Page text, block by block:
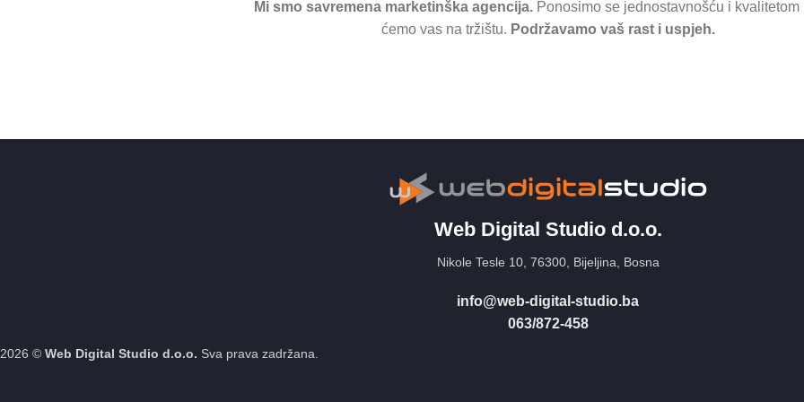
Mi smo savremena marketinška agencija.Ponosimo se jednostavnošću i kvalitetom
ćemo vas na tržištu. Podržavamo vaš rast i uspjeh.
Web Digital Studio d.o.o.
Nikole Tesle 10, 76300, Bijeljina, Bosna
info@web-digital-studio.ba
063/872-458
2026 © Web Digital Studio d.o.o. Sva prava zadržana.